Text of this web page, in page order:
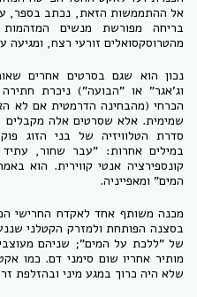
אל ההתממשות הזאת, נכתב בספר,
בריחה מפורשת מנשים
מהטרוסקסואלים זורעי רצח, ומגיעה
נכון הוא שגם בסרטים אחרים
וג'אגר" או "הבועה") ניכרת
הכרחי (מהבחינה הדרמטית אם לא
שמימית. אלא שסרטים אלה מקבלים
סדרת הטלוויזיה של בני הזוג
במילים אחרות: "עבר שחור, עתיד
קונספירציה אנטי קווירית. הוא
המים" ומאפייניה.
מכנה משותף אחד לאקדח החרישי
בסצנה הפותחת ולמזרק הקטלני
של "ללכת על המים"; שניהם
מותיר אחריו שום סימני דם. כמו
שלא היה כרוך במגע מיני ובהזלפת